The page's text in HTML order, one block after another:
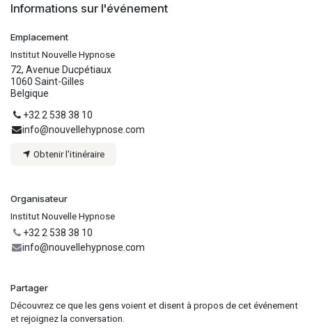
Informations sur l'événement
Emplacement
Institut Nouvelle Hypnose
72, Avenue Ducpétiaux
1060 Saint-Gilles
Belgique
+32 2 538 38 10
info@nouvellehypnose.com
Obtenir l'itinéraire
Organisateur
Institut Nouvelle Hypnose
+32 2 538 38 10
info@nouvellehypnose.com
Partager
Découvrez ce que les gens voient et disent à propos de cet événement
et rejoignez la conversation.